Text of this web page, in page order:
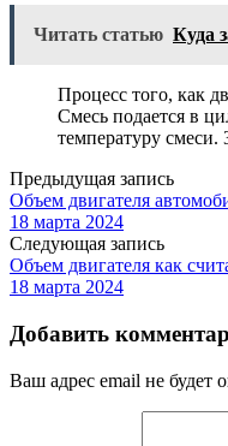
Читать статью Куда
Процесс того, как
Смесь подается в
температуру
Предыдущая запись
Объем двигателя
18 марта 2024
Следующая запись
Объем двигателя как
18 марта 2024
Добавить
Ваш адрес email не будет